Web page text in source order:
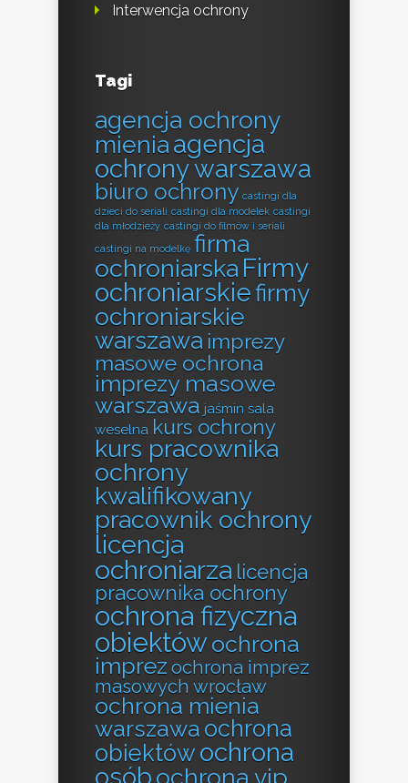
Interwencja ochrony
Tagi
agencja ochrony
mieniaagencja
ochrony warszawa
biuro ochrony castingi dla
dzieci do seriali castingi dla modelek castingi
dla młodzieży castingi do filmów i seriali
castingi na modelkę firma
ochroniarska Firmy
ochroniarskiefirmy
ochroniarskie
warszawa imprezy
masowe ochrona
imprezy masowe
warszawa jaśmin sala
weselna kurs ochrony
kurs pracownika
ochrony
kwalifikowany
pracownik ochrony
licencja
ochroniarza licencja
pracownika ochrony
ochrona fizyczna
obiektówochrona
imprez ochrona imprez
masowych wrocław
ochrona mienia
warszawa ochrona
obiektów ochrona
osóbochrona vip